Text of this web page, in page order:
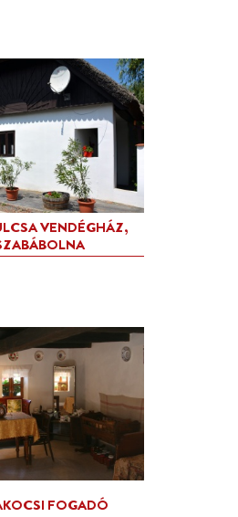
MÁKVIRÁG VENDÉGHÁZ,